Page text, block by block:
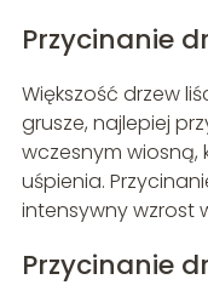
Przycinanie
Większość drzew
grusze, najlepiej
wczesnym wiosną,
uśpienia.
intensywny wzrost
Przycinanie